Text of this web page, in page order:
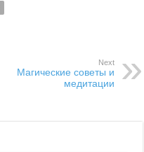
Next
Магические советы и
медитации